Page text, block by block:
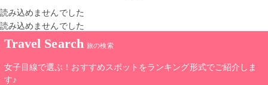
読み込めませんでした
読み込めませんでした
Travel Search 旅の検索
女子目線で選ぶ！おすすめスポットをランキング形式でご紹介しま
す♪